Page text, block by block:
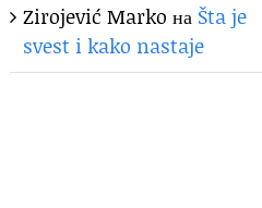
Zirojević Marko на Šta je
svest i kako nastaje